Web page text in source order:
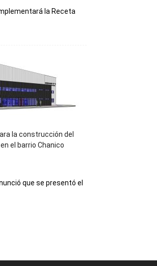
la Receta
Digital
la construcción del
el barrio Chanico
que se presentó el